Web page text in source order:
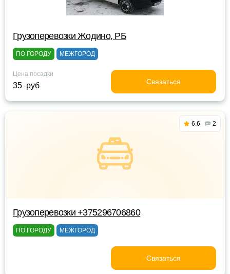
Грузоперевозки Жодино, РБ
ПО ГОРОДУ МЕЖГОРОД
Цена посадки
35 руб Связаться
6.6 2
Грузоперевозки +375296706860
ПО ГОРОДУ МЕЖГОРОД
Связаться